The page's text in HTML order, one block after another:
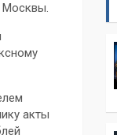
Москвы.
акты